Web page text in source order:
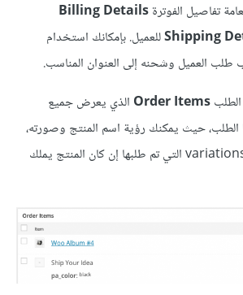
تفاصيل الفوترة
Shippingللعميل. بإمكانك استخدام
العميل وشحنه إلى العنوان المناسب.
Order Items الذي يعرض جميع
الطلب، حيث يمكنك رؤية اسم المنتج وصورته،
بالإضافة إلى التغيرات variations التي تم طلبها إن كان المنتج يملك